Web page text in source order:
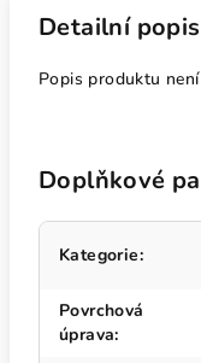
Detailní
Popis produktu
Doplňkové
Kategorie:
Povrchová
úprava: